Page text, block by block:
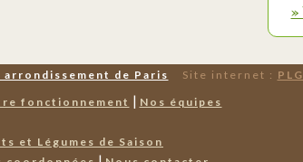
arrondissement de Paris Site internet :
fonctionnement | Nos équipes
et Légumes de Saison